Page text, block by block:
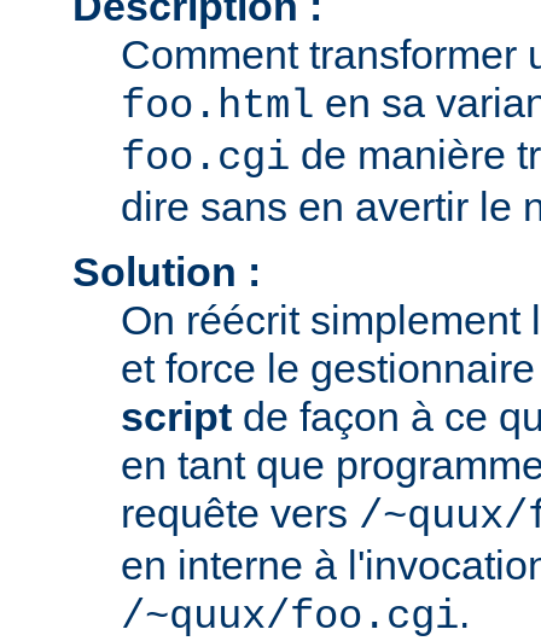
Comment transformer
foo.html en sa
foo.cgi de manière
dire sans en avertir le
Solution :
On réécrit simplement
et force le
script de façon à ce
en tant que
requête vers /
en interne à
/~quux/foo.cgi.